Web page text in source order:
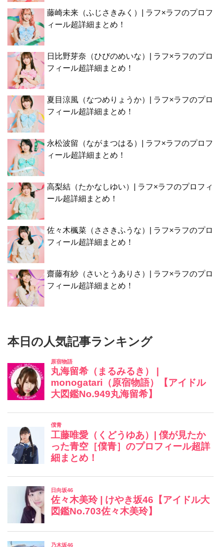
藤崎未来（ふじさきみく）| ラフ×ラフのプロフ
ィール超詳細まとめ！
日比野芽奈（ひびのめいな）| ラフ×ラフのプロ
フィール超詳細まとめ！
夏目涼風（なつめりょうか）| ラフ×ラフのプロ
フィール超詳細まとめ！
永松波留（ながまつはる）| ラフ×ラフのプロフ
ィール超詳細まとめ！
高梨結（たかなしゆい）| ラフ×ラフのプロフィ
ール超詳細まとめ！
佐々木楓菜（ささきふうな）| ラフ×ラフのプロ
フィール超詳細まとめ！
齋藤有紗（さいとうありさ）| ラフ×ラフのプロ
フィール超詳細まとめ！
本日の人気記事ランキング